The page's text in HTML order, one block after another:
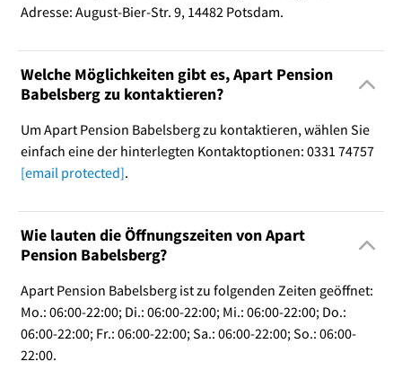
Adresse: August-Bier-Str. 9, 14482 Potsdam.
Welche Möglichkeiten gibt es, Apart Pension
Babelsberg zu kontaktieren?
Um Apart Pension Babelsberg zu kontaktieren, wählen Sie
einfach eine der hinterlegten Kontaktoptionen: 0331 74757
[email protected].
Wie lauten die Öffnungszeiten von Apart
Pension Babelsberg?
Apart Pension Babelsberg ist zu folgenden Zeiten geöffnet:
Mo.: 06:00-22:00; Di.: 06:00-22:00; Mi.: 06:00-22:00; Do.:
06:00-22:00; Fr.: 06:00-22:00; Sa.: 06:00-22:00; So.: 06:00-
22:00.